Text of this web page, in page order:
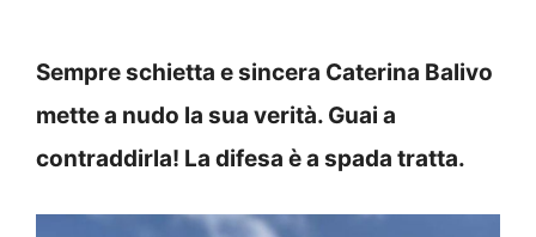
Sempre schietta e sincera Caterina Balivo
mette a nudo la sua verità. Guai a
contraddirla! La difesa è a spada tratta.